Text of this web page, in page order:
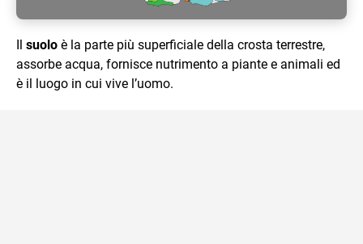
Il suolo è la parte più superficiale della crosta terrestre,
assorbe acqua, fornisce nutrimento a piante e animali ed
è il luogo in cui vive l’uomo.